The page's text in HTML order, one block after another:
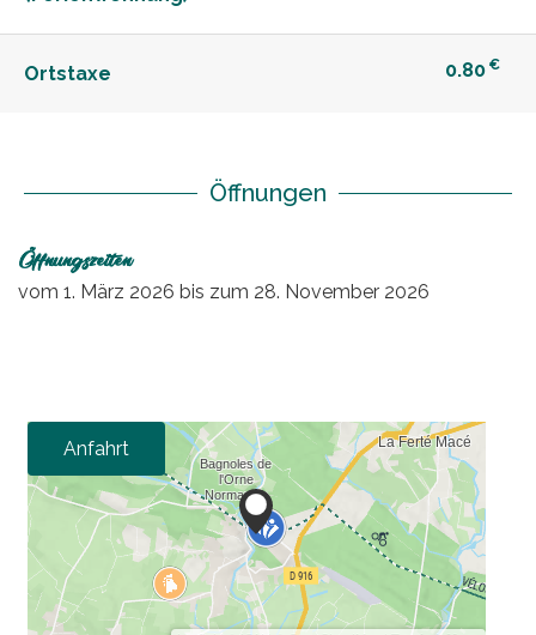
Ortstaxe 0.80 €
Öffnungen
Öffnungszeiten
vom 1. März 2026 bis zum 28. November 2026
Anfahrt